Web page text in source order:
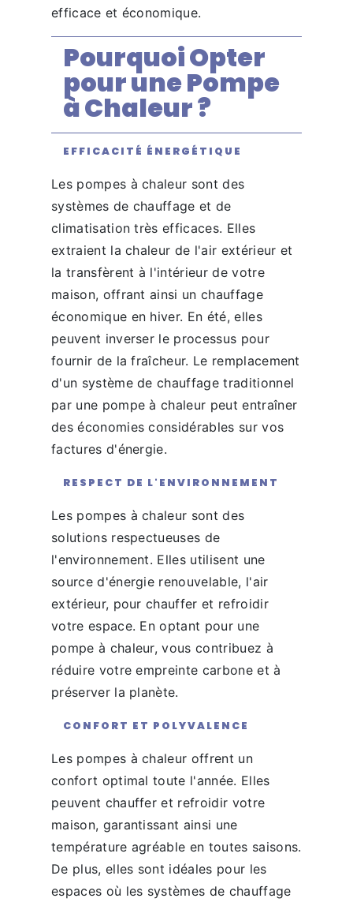
efficace et économique.
Pourquoi Opter
pour une Pompe
à Chaleur ?
EFFICACITÉ ÉNERGÉTIQUE
Les pompes à chaleur sont des
systèmes de chauffage et de
climatisation très efficaces. Elles
extraient la chaleur de l'air extérieur et
la transfèrent à l'intérieur de votre
maison, offrant ainsi un chauffage
économique en hiver. En été, elles
peuvent inverser le processus pour
fournir de la fraîcheur. Le remplacement
d'un système de chauffage traditionnel
par une pompe à chaleur peut entraîner
des économies considérables sur vos
factures d'énergie.
RESPECT DE L'ENVIRONNEMENT
Les pompes à chaleur sont des
solutions respectueuses de
l'environnement. Elles utilisent une
source d'énergie renouvelable, l'air
extérieur, pour chauffer et refroidir
votre espace. En optant pour une
pompe à chaleur, vous contribuez à
réduire votre empreinte carbone et à
préserver la planète.
CONFORT ET POLYVALENCE
Les pompes à chaleur offrent un
confort optimal toute l'année. Elles
peuvent chauffer et refroidir votre
maison, garantissant ainsi une
température agréable en toutes saisons.
De plus, elles sont idéales pour les
espaces où les systèmes de chauffage